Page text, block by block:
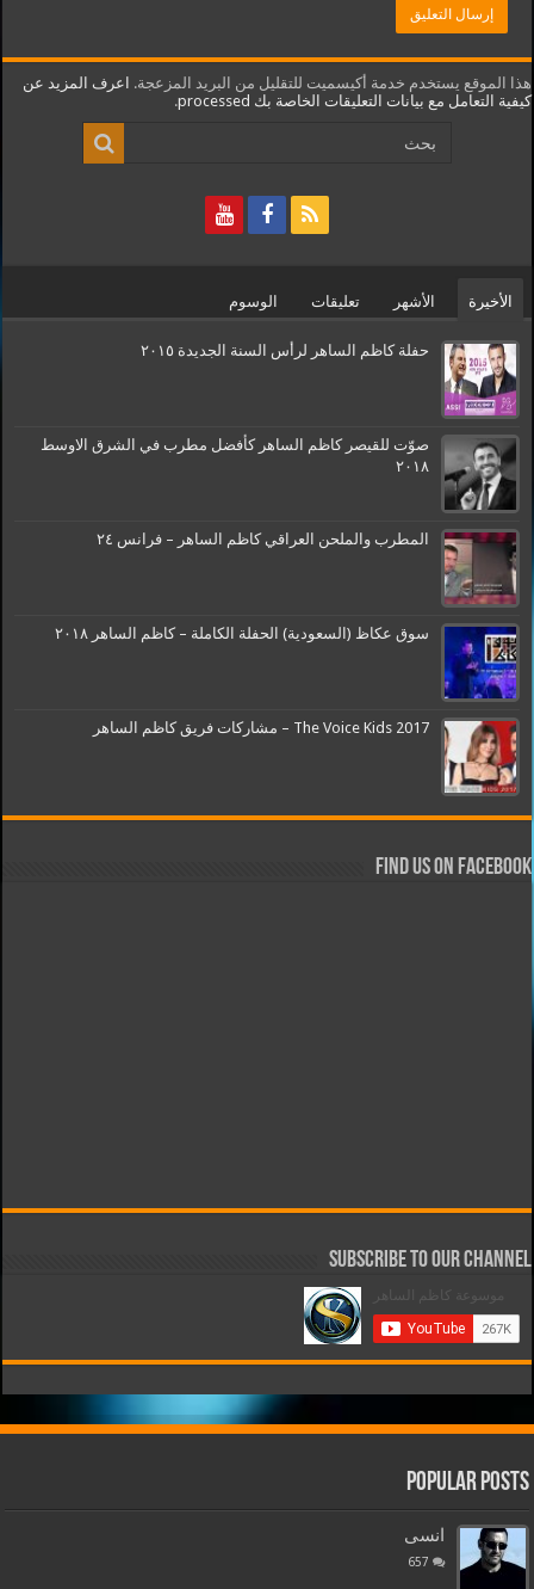
هذا الموقع يستخدم خدمة أكيسميت للتقليل من البريد المزعجة. اعرف المزيد عن
كيفية التعامل مع بيانات التعليقات الخاصة بك processed
.
الأخيرة الأشهر تعليقات الوسوم
حفلة كاظم الساهر لرأس السنة الجديدة ٢٠١٥
صوّت للقيصر كاظم الساهر كأفضل مطرب في الشرق الاوسط
٢٠١٨
المطرب والملحن العراقي كاظم الساهر – فرانس ٢٤
سوق عكاظ (السعودية) الحفلة الكاملة – كاظم الساهر ٢٠١٨
The Voice Kids 2017 – مشاركات فريق كاظم الساهر
Find us on Facebook
Subscribe to our Channel
Popular Posts
انسى
657